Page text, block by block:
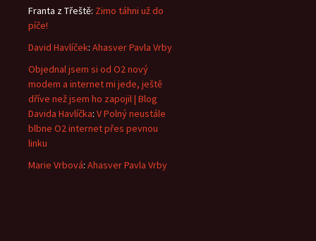
Franta z Třeště: Zimo táhni už do
píče!
David Havlíček: Ahasver Pavla Vrby
Objednal jsem si od O2 nový
modem a internet mi jede, ještě
dříve než jsem ho zapojil | Blog
Davida Havlíčka: V Polný neustále
blbne O2 internet přes pevnou
linku
Marie Vrbová: Ahasver Pavla Vrby